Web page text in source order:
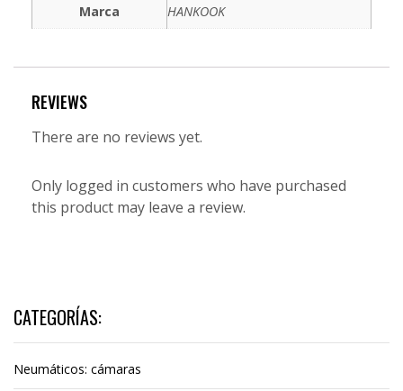
Marca
HANKOOK
REVIEWS
There are no reviews yet.
Only logged in customers who have purchased
this product may leave a review.
CATEGORÍAS:
Neumáticos: cámaras